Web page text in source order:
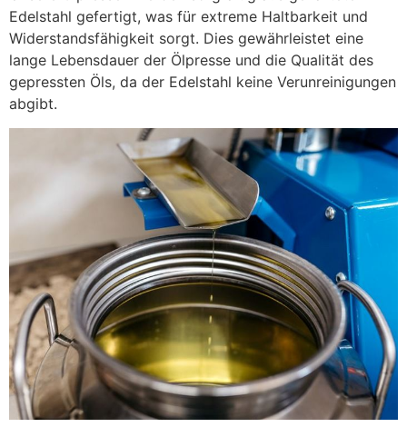
Edelstahl gefertigt, was für extreme Haltbarkeit und
Widerstandsfähigkeit sorgt. Dies gewährleistet eine
lange Lebensdauer der Ölpresse und die Qualität des
gepressten Öls, da der Edelstahl keine Verunreinigungen
abgibt.